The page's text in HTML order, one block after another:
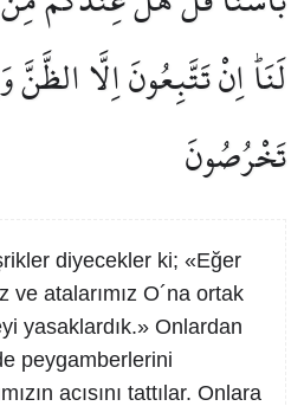
لَنَاۜ اِنْ تَتَّبِعُونَ اِلَّا الظَّنَّ
تَخْرُصُونَ
diyecekler ki; «Eğer
atalarımız O´na ortak
yasaklardık.» Onlardan
peygamberlerini
acısını tattılar. Onlara